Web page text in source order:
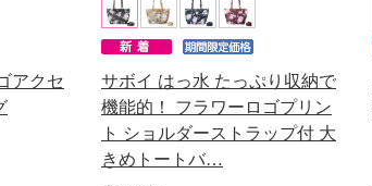
アクセ
サボイ はっ水 たっぷり収納で
機能的！ フラワーロゴプリン
ト ショルダーストラップ付 大
きめトートバ…